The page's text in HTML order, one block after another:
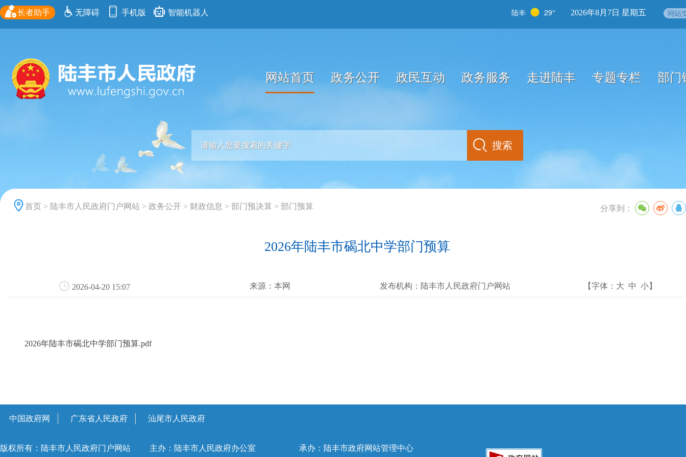
长者助手 无障碍 手机版 智能机器人 陆丰 29° 2026年8月7日 星期五
网站首页 政务公开 政民互动 政务服务 走进陆丰 专题专栏 部门
首页 > 陆丰市人民政府门户网站 > 政务公开 > 财政信息 > 部门预决算 > 部门预算 分享到：
2026年陆丰市碣北中学部门预算
2026-04-20 15:07 来源： 本网 发布机构： 陆丰市人民政府门户网站 【字体： 大 中 小】
2026年陆丰市碣北中学部门预算.pdf
中国政府网 广东省人民政府 汕尾市人民政府
版权所有：陆丰市人民政府门户网站 主办：陆丰市人民政府办公室 承办：陆丰市政府网站管理中心